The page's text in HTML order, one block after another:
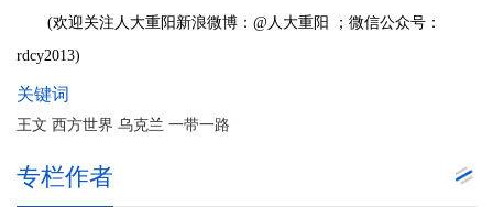
(欢迎关注人大重阳新浪微博：@人大重阳 ；微信公众号：
rdcy2013)
关键词
王文 西方世界 乌克兰 一带一路
专栏作者